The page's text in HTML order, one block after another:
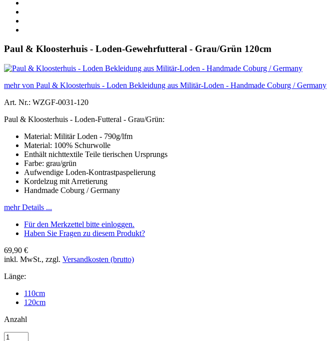
Paul & Kloosterhuis - Loden-Gewehrfutteral - Grau/Grün 120cm
mehr von Paul & Kloosterhuis - Loden Bekleidung aus Militär-Loden - Handmade Coburg / Germany
Art. Nr.: WZGF-0031-120
Paul & Kloosterhuis - Loden-Futteral - Grau/Grün:
Material: Militär Loden - 790g/lfm
Material: 100% Schurwolle
Enthält nichttextile Teile tierischen Ursprungs
Farbe: grau/grün
Aufwendige Loden-Kontrastpaspelierung
Kordelzug mit Arretierung
Handmade Coburg / Germany
mehr Details ...
Für den Merkzettel bitte einloggen.
Haben Sie Fragen zu diesem Produkt?
69,90 €
inkl. MwSt., zzgl. Versandkosten (brutto)
Länge:
110cm
120cm
Anzahl